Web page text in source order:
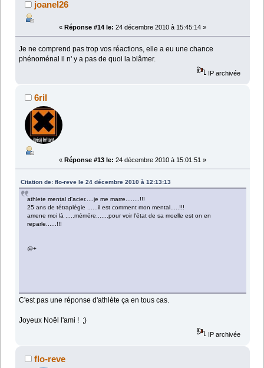
joanel26
« Réponse #14 le: 24 décembre 2010 à 15:45:14 »
Je ne comprend pas trop vos réactions, elle a eu une chance
phénoménal il n' y a pas de quoi la blâmer.
IP archivée
6ril
« Réponse #13 le: 24 décembre 2010 à 15:01:51 »
Citation de: flo-reve le 24 décembre 2010 à 12:13:13
athlete mental d'acier.....je me marre........!!!
25 ans de tétraplégie ......il est comment mon mental.....!!!
amene moi là .....mémére.......pour voir l'état de sa moelle est on en
reparle......!!!
@+
C'est pas une réponse d'athlète ça en tous cas.
Joyeux Noël l'ami ! ;)
IP archivée
flo-reve